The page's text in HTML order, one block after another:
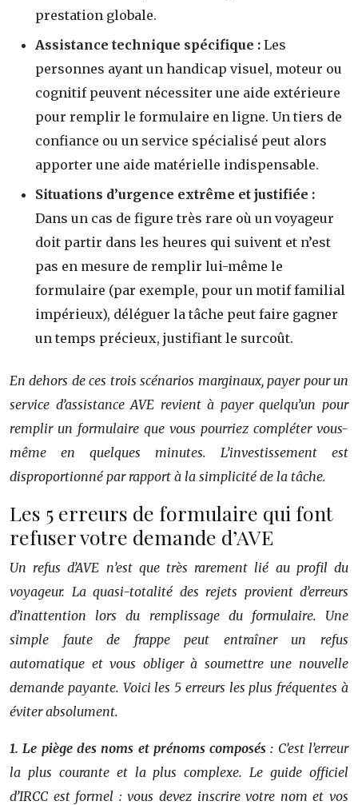
prestation globale.
Assistance technique spécifique : Les
personnes ayant un handicap visuel, moteur ou
cognitif peuvent nécessiter une aide extérieure
pour remplir le formulaire en ligne. Un tiers de
confiance ou un service spécialisé peut alors
apporter une aide matérielle indispensable.
Situations d’urgence extrême et justifiée :
Dans un cas de figure très rare où un voyageur
doit partir dans les heures qui suivent et n’est
pas en mesure de remplir lui-même le
formulaire (par exemple, pour un motif familial
impérieux), déléguer la tâche peut faire gagner
un temps précieux, justifiant le surcoût.
En dehors de ces trois scénarios marginaux, payer pour un
service d’assistance AVE revient à payer quelqu’un pour
remplir un formulaire que vous pourriez compléter vous-
même en quelques minutes. L’investissement est
disproportionné par rapport à la simplicité de la tâche.
Les 5 erreurs de formulaire qui font
refuser votre demande d’AVE
Un refus d’AVE n’est que très rarement lié au profil du
voyageur. La quasi-totalité des rejets provient d’erreurs
d’inattention lors du remplissage du formulaire. Une
simple faute de frappe peut entraîner un refus
automatique et vous obliger à soumettre une nouvelle
demande payante. Voici les 5 erreurs les plus fréquentes à
éviter absolument.
1. Le piège des noms et prénoms composés : C’est l’erreur
la plus courante et la plus complexe. Le guide officiel
d’IRCC est formel : vous devez inscrire votre nom et vos